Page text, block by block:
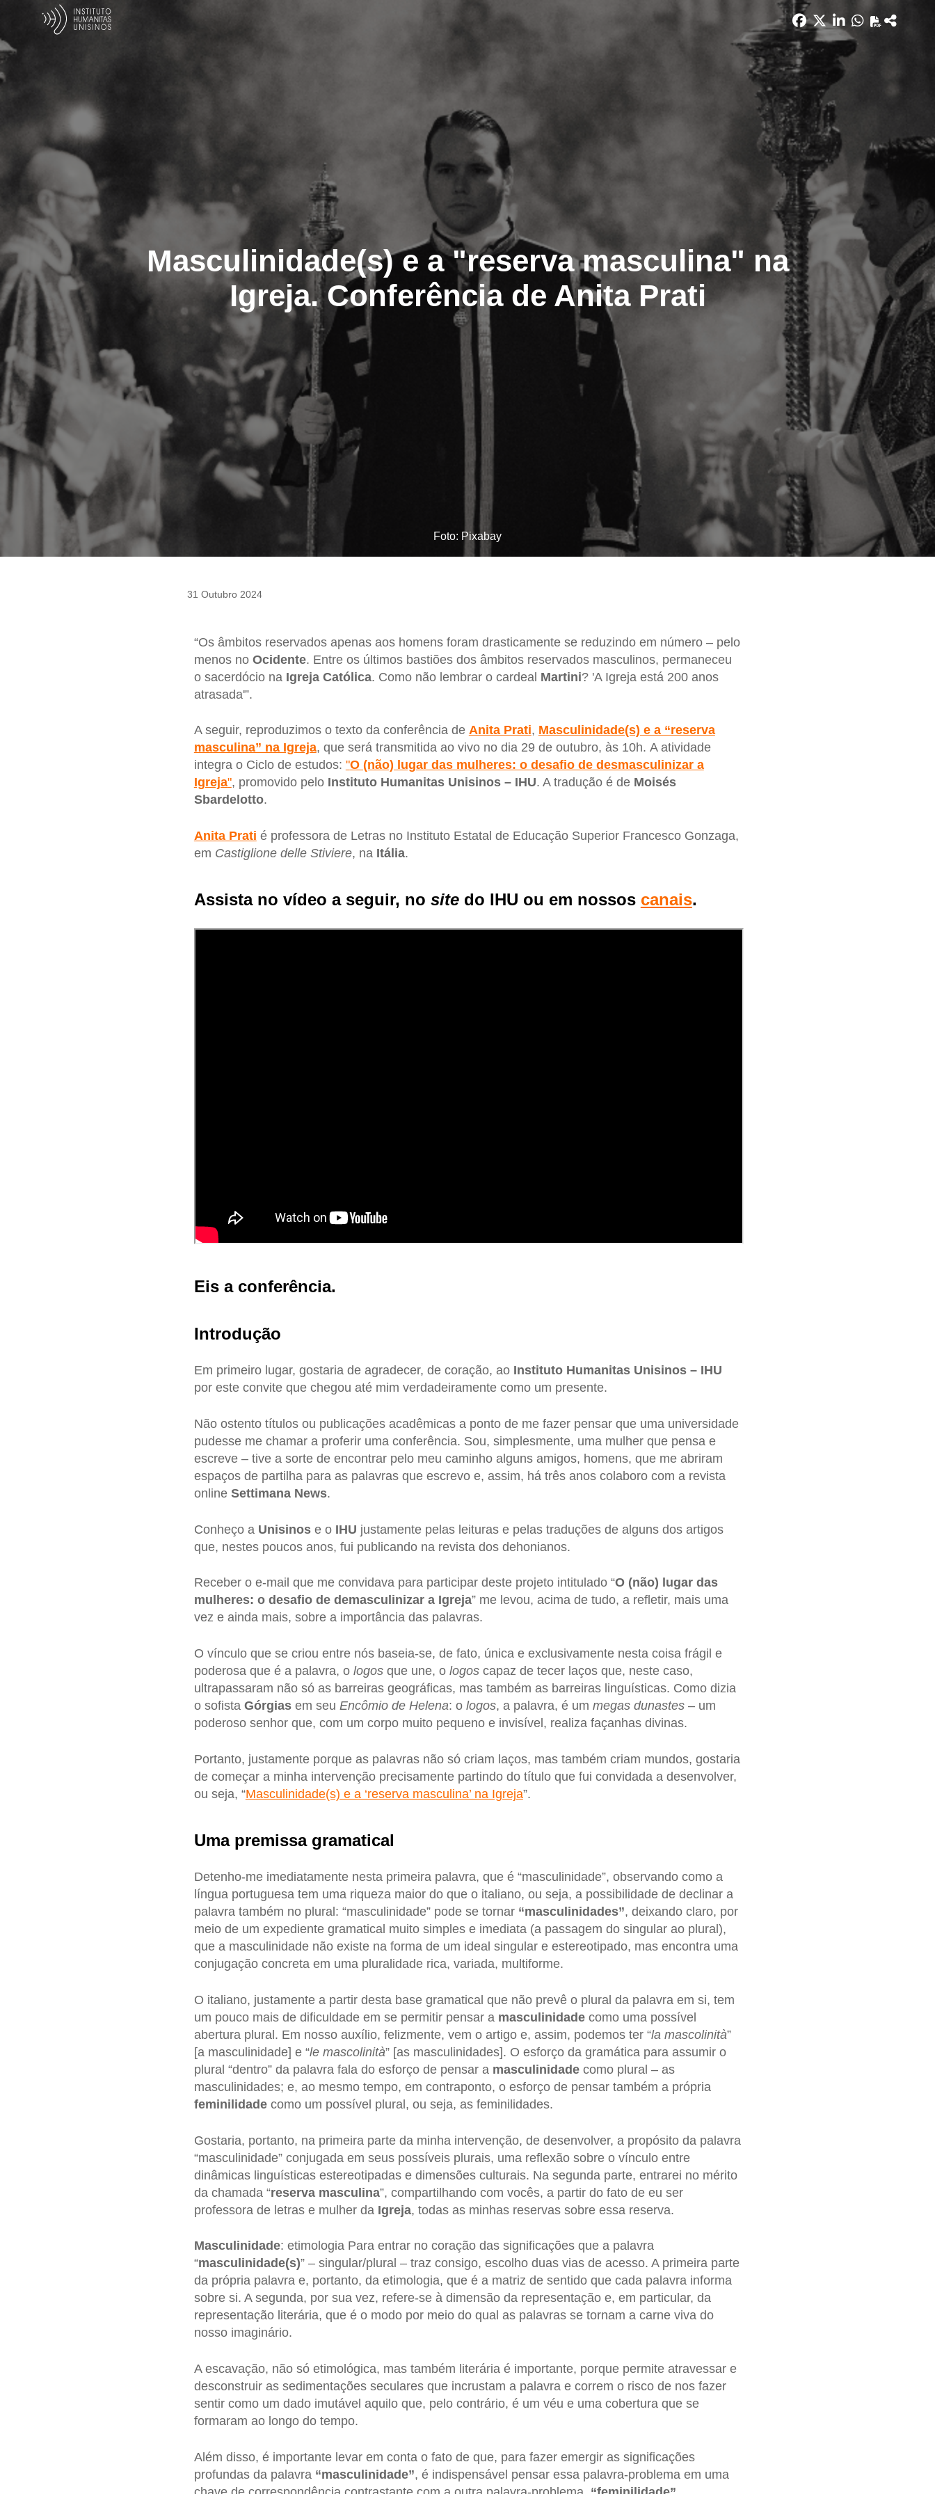
Masculinidade(s) e a "reserva masculina" na
Igreja. Conferência de Anita Prati
Foto: Pixabay
31 Outubro 2024
“Os âmbitos reservados apenas aos homens foram drasticamente se reduzindo em número – pelo
menos no Ocidente. Entre os últimos bastiões dos âmbitos reservados masculinos, permaneceu
o sacerdócio na Igreja Católica. Como não lembrar o cardeal Martini? 'A Igreja está 200 anos
atrasada'”.
A seguir, reproduzimos o texto da conferência de Anita Prati, Masculinidade(s) e a “reserva
masculina” na Igreja, que será transmitida ao vivo no dia 29 de outubro, às 10h. A atividade
integra o Ciclo de estudos: "O (não) lugar das mulheres: o desafio de desmasculinizar a
Igreja", promovido peloInstituto Humanitas Unisinos – IHU. A tradução é de Moisés
Sbardelotto.
Anita Prati é professora de Letras no Instituto Estatal de Educação Superior Francesco Gonzaga,
em Castiglione delle Stiviere, na Itália.
Assista no vídeo a seguir, no sitedo IHU ou em nossos canais.
Eis a conferência.
Introdução
Em primeiro lugar, gostaria de agradecer, de coração, ao Instituto Humanitas Unisinos – IHU
por este convite que chegou até mim verdadeiramente como um presente.
Não ostento títulos ou publicações acadêmicas a ponto de me fazer pensar que uma universidade
pudesse me chamar a proferir uma conferência. Sou, simplesmente, uma mulher que pensa e
escreve – tive a sorte de encontrar pelo meu caminho alguns amigos, homens, que me abriram
espaços de partilha para as palavras que escrevo e, assim, há três anos colaboro com a revista
online Settimana News.
Conheço a Unisinose o IHU justamente pelas leituras e pelas traduções de alguns dos artigos
que, nestes poucos anos, fui publicando na revista dos dehonianos.
Receber o e-mail que me convidava para participar deste projeto intitulado “O (não) lugar das
mulheres: o desafio de demasculinizar a Igreja” me levou, acima de tudo, a refletir, mais uma
vez e ainda mais, sobre a importância das palavras.
O vínculo que se criou entre nós baseia-se, de fato, única e exclusivamente nesta coisa frágil e
poderosa que é a palavra, o logosque une, o logoscapaz de tecer laços que, neste caso,
ultrapassaram não só as barreiras geográficas, mas também as barreiras linguísticas. Como dizia
o sofista Górgiasem seu Encômio de Helena: o logos, a palavra, é um megas dunastes– um
poderoso senhor que, com um corpo muito pequeno e invisível, realiza façanhas divinas.
Portanto, justamente porque as palavras não só criam laços, mas também criam mundos, gostaria
de começar a minha intervenção precisamente partindo do título que fui convidada a desenvolver,
ou seja, “Masculinidade(s) e a ‘reserva masculina’ na Igreja”.
Uma premissa gramatical
Detenho-me imediatamente nesta primeira palavra, que é “masculinidade”, observando como a
língua portuguesa tem uma riqueza maior do que o italiano, ou seja, a possibilidade de declinar a
palavra também no plural: “masculinidade” pode se tornar “masculinidades”, deixando claro, por
meio de um expediente gramatical muito simples e imediata (a passagem do singular ao plural),
que a masculinidade não existe na forma de um ideal singular e estereotipado, mas encontra uma
conjugação concreta em uma pluralidade rica, variada, multiforme.
O italiano, justamente a partir desta base gramatical que não prevê o plural da palavra em si, tem
um pouco mais de dificuldade em se permitir pensar a masculinidadecomo uma possível
abertura plural. Em nosso auxílio, felizmente, vem o artigo e, assim, podemos ter “la mascolinità”
[a masculinidade] e “le mascolinità” [as masculinidades]. O esforço da gramática para assumir o
plural “dentro” da palavra fala do esforço de pensar a masculinidadecomo plural – as
masculinidades; e, ao mesmo tempo, em contraponto, o esforço de pensar também a própria
feminilidadecomo um possível plural, ou seja, as feminilidades.
Gostaria, portanto, na primeira parte da minha intervenção, de desenvolver, a propósito da palavra
“masculinidade” conjugada em seus possíveis plurais, uma reflexão sobre o vínculo entre
dinâmicas linguísticas estereotipadas e dimensões culturais. Na segunda parte, entrarei no mérito
da chamada “reserva masculina”, compartilhando com vocês, a partir do fato de eu ser
professora de letras e mulher da Igreja, todas as minhas reservas sobre essa reserva.
Masculinidade: etimologia Para entrar no coração das significações que a palavra
“masculinidade(s)” – singular/plural – traz consigo, escolho duas vias de acesso. A primeira parte
da própria palavra e, portanto, da etimologia, que é a matriz de sentido que cada palavra informa
sobre si. A segunda, por sua vez, refere-se à dimensão da representação e, em particular, da
representação literária, que é o modo por meio do qual as palavras se tornam a carne viva do
nosso imaginário.
A escavação, não só etimológica, mas também literária é importante, porque permite atravessar e
desconstruir as sedimentações seculares que incrustam a palavra e correm o risco de nos fazer
sentir como um dado imutável aquilo que, pelo contrário, é um véu e uma cobertura que se
formaram ao longo do tempo.
Além disso, é importante levar em conta o fato de que, para fazer emergir as significações
profundas da palavra “masculinidade”, é indispensável pensar essa palavra-problema em uma